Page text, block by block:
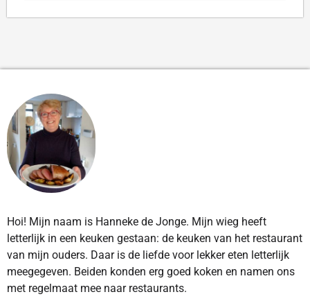
Hoi! Mijn naam is Hanneke de Jonge. Mijn wieg heeft
letterlijk in een keuken gestaan: de keuken van het restaurant
van mijn ouders. Daar is de liefde voor lekker eten letterlijk
meegegeven. Beiden konden erg goed koken en namen ons
met regelmaat mee naar restaurants.